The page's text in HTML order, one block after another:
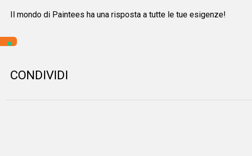
Il mondo di Paintees ha una risposta a tutte le tue esigenze!
CONDIVIDI